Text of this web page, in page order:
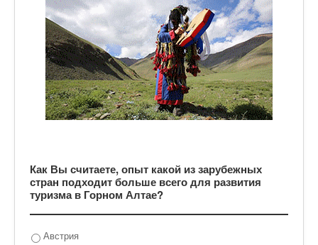
Как Вы считаете, опыт какой из зарубежных
стран подходит больше всего для развития
туризма в Горном Алтае?
Австрия